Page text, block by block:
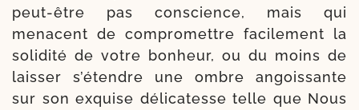
peut-​être pas conscience, mais qui
menacent de com­pro­mettre faci­le­ment la
soli­di­té de votre bon­heur, ou du moins de
lais­ser s’étendre une ombre angois­sante
sur son exquise déli­ca­tesse telle que Nous